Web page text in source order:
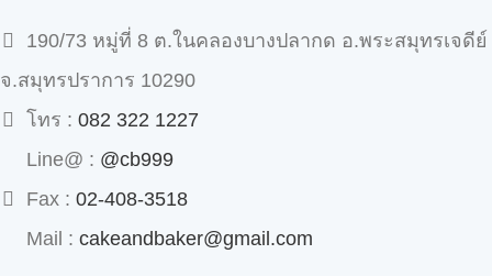
190/73 หมู่ที่ 8 ต.ในคลองบางปลากด อ.พระสมุทรเจดีย์
จ.สมุทรปราการ 10290
โทร : 082 322 1227
Line@ : @cb999
Fax : 02-408-3518
Mail : cakeandbaker@gmail.com